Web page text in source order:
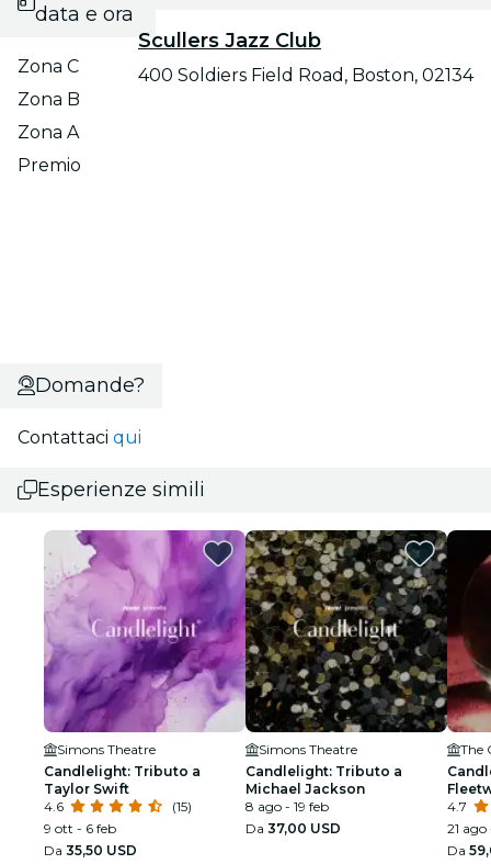
data e ora
Zona C
Zona B
Zona A
Premio
Scullers Jazz Club
400 Soldiers Field Road, Boston, 02134
Domande?
Contattaci qui
Esperienze simili
Simons Theatre
Candlelight: Tributo a
Taylor Swift
4.6
(15)
9 ott - 6 feb
Da 35,50 USD
Simons Theatre
Candlelight: Tributo a
Michael Jackson
8 ago - 19 feb
Da 37,00 USD
4.7
21
Da